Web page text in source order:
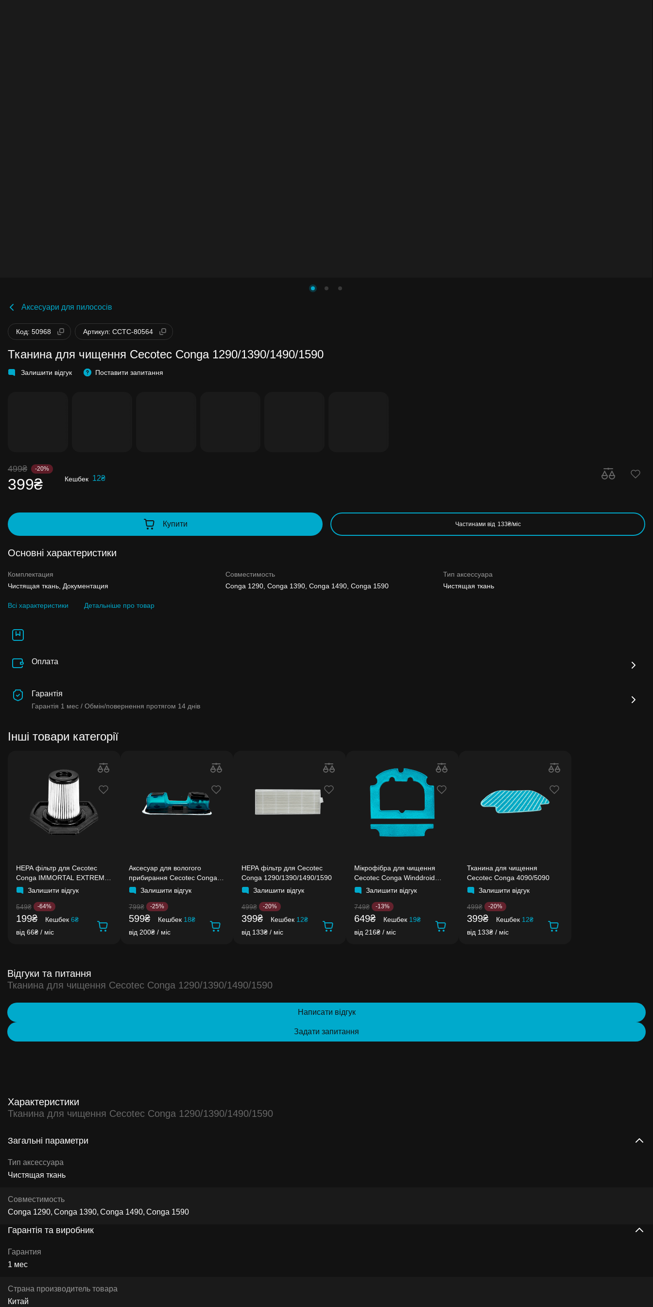
Аксесуари для пилососів
Код: 50968 Артикул: CCTC-80564
Тканина для чищення Cecotec Conga 1290/1390/1490/1590
Залишити відгук Поставити запитання
499₴ -20%
399₴ Кешбек 12₴
Купити Частинами від 133₴/міс
Основні характеристики
Комплектация
Чистящая ткань, Документация
Совместимость
Conga 1290, Conga 1390, Conga 1490, Conga 1590
Тип аксессуара
Чистящая ткань
Всі характеристики Детальніше про товар
Оплата
Гарантія
Гарантія 1 мес / Обмін/повернення протягом 14 днів
Інші товари категорії
HEPA фільтр для Cecotec
Conga IMMORTAL EXTREME
40'7V H2O
Залишити відгук
549₴ -64%
199₴ Кешбек 6₴
від 66₴ / міс
Аксесуар для вологого
прибирання Cecotec Conga
Rockstar
Залишити відгук
799₴ -25%
599₴ Кешбек 18₴
від 200₴ / міс
HEPA фільтр для Cecotec
Conga 1290/1390/1490/1590
Залишити відгук
499₴ -20%
399₴ Кешбек 12₴
від 133₴ / міс
Мікрофібра для чищення
Cecotec Conga Winddroid
970/980Залишити відгук
749₴ -13%
649₴ Кешбек 19₴
від 216₴ / міс
Тканина для чищення
Cecotec Conga 4090/5090
Залишити відгук
499₴ -20%
399₴ Кешбек 12₴
від 133₴ / міс
Відгуки та питання
Тканина для чищення Cecotec Conga 1290/1390/1490/1590
Написати відгук
Задати запитання
Характеристики
Тканина для чищення Cecotec Conga 1290/1390/1490/1590
Загальні параметри
Тип аксессуара
Чистящая ткань
Совместимость
Conga 1290 Conga 1390 Conga 1490 Conga 1590
Гарантія та виробник
Гарантия
1 мес
Страна производитель товара
Китай